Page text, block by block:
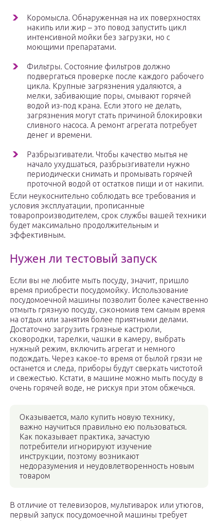
Коромысла. Обнаруженная на их поверхностях
накипь или жир – это повод запустить цикл
интенсивной мойки без загрузки, но с
моющими препаратами.
Фильтры. Состояние фильтров должно
подвергаться проверке после каждого рабочего
цикла. Крупные загрязнения удаляются, а
мелки, забивающие поры, смывают горячей
водой из-под крана. Если этого не делать,
загрязнения могут стать причиной блокировки
сливного насоса. А ремонт агрегата потребует
денег и времени.
Разбрызгиватели. Чтобы качество мытья не
начало ухудшаться, разбрызгиватели нужно
периодически снимать и промывать горячей
проточной водой от остатков пищи и от накипи.
Если неукоснительно соблюдать все требования и
условия эксплуатации, прописанные
товаропроизводителем, срок службы вашей техники
будет максимально продолжительным и
эффективным.
Нужен ли тестовый запуск
Если вы не любите мыть посуду, значит, пришло
время приобрести посудомойку. Использование
посудомоечной машины позволит более качественно
отмыть грязную посуду, сэкономив тем самым время
на отдых или занятия более приятными делами.
Достаточно загрузить грязные кастрюли,
сковородки, тарелки, чашки в камеру, выбрать
нужный режим, включить агрегат и немного
подождать. Через какое-то время от былой грязи не
останется и следа, приборы будут сверкать чистотой
и свежестью. Кстати, в машине можно мыть посуду в
очень горячей воде, не рискуя при этом обжечься.
Оказывается, мало купить новую технику,
важно научиться правильно ею пользоваться.
Как показывает практика, зачастую
потребители игнорируют изучение
инструкции, поэтому возникают
недоразумения и неудовлетворенность новым
товаром
В отличие от телевизоров, мультиварок или утюгов,
первый запуск посудомоечной машины требует